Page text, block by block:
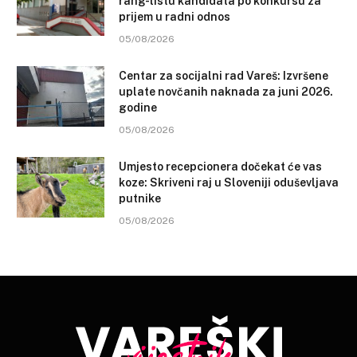
prijem u radni odnos
05/08/2026
Centar za socijalni rad Vareš: Izvršene
uplate novčanih naknada za juni 2026.
godine
05/08/2026
Umjesto recepcionera dočekat će vas
koze: Skriveni raj u Sloveniji oduševljava
putnike
05/08/2026